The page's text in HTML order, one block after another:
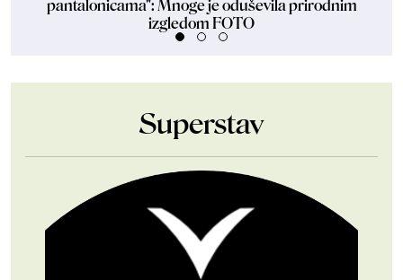
pantalonicama": Mnoge je oduševila prirodnim
izgledom FOTO
Superstav